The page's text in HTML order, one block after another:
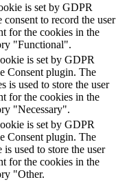
is set by GDPR
consent to record the user
for the cookies in the
"Functional".
is set by GDPR
Consent plugin. The
is used to store the user
for the cookies in the
"Necessary".
is set by GDPR
Consent plugin. The
is used to store the user
for the cookies in the
"Other.